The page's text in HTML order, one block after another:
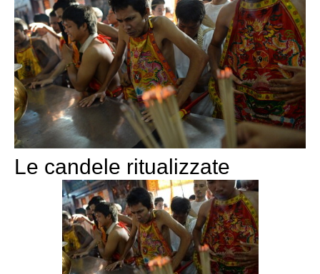
Le candele ritualizzate